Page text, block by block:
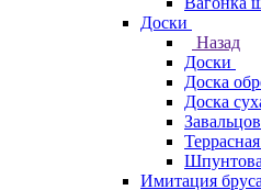
Доски
Назад
Доски
Доска
Доска
Имитация бруса